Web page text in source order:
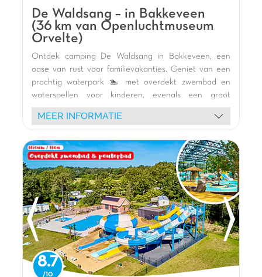
Theatershows met sprookjesfiguren
De Waldsang – in Bakkeveen
(36 km van Openluchtmuseum
Orvelte)
Ontdek camping De Waldsang in Bakkeveen, een
oase van rust voor familievakanties. Geniet van een
prachtig waterpark 🏊 met overdekt zwembad en
waterspellen voor kinderen, evenals een groot
buitenzwembad. Jonge vakantiegangers zullen dol
zijn op de vele binnen- en buitenspeeltuinen 🎢, het
🥳.
Verblijf in onze moderne stacaravans 🏕️, sommige
ideaal gelegen aan het water met terras. Verken de
omringende natuur met watersportactiviteiten 🛶
(kanoën, kajakken, paddleboarden) op het boomrijke
kanaal. De camping biedt ook een kinderboerderij 🐐,
een hondenruimte 🐾, een bar-restaurant 🍽️ en een
bibliotheek 📚. De Waldsang is de perfecte plek voor
een actieve en ontspannende vakantie midden in de
natuur 🌿.
MEER INFORMATIE
8.7